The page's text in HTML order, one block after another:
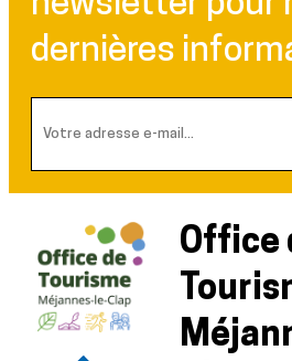
dernières
Office